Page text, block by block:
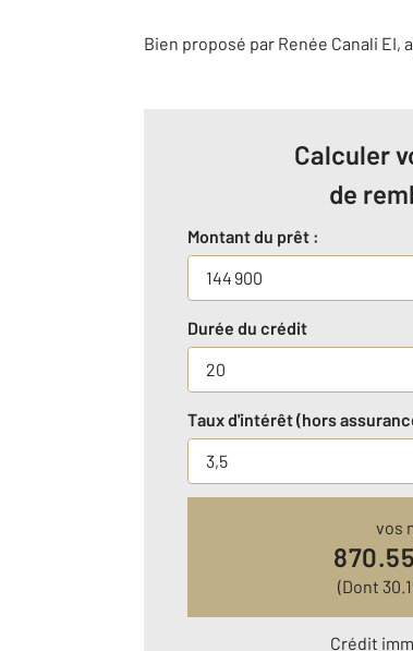
Bien proposé par Renée Canali EI,
Calculer
de
Montant du prêt :
Durée du crédit
Taux d'intérêt (hors
vos
870.55
(Dont
Crédit